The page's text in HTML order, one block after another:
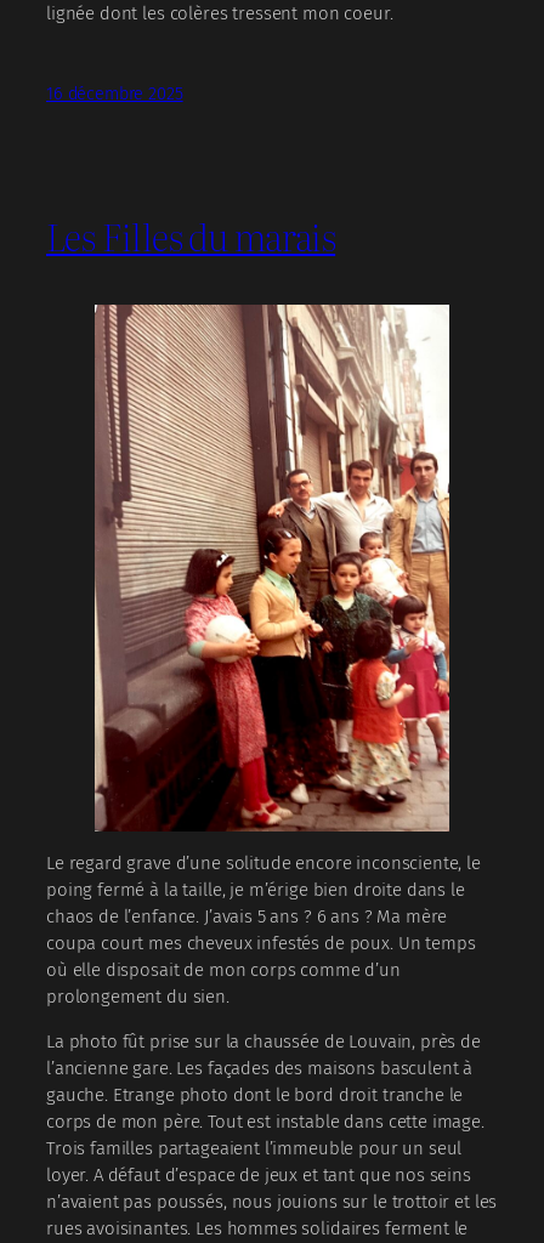
lignée dont les colères tressent mon coeur.
16 décembre 2025
Les Filles du marais
Le regard grave d’une solitude encore inconsciente, le
poing fermé à la taille, je m’érige bien droite dans le
chaos de l’enfance. J’avais 5 ans ? 6 ans ? Ma mère
coupa court mes cheveux infestés de poux. Un temps
où elle disposait de mon corps comme d’un
prolongement du sien.
La photo fût prise sur la chaussée de Louvain, près de
l’ancienne gare. Les façades des maisons basculent à
gauche. Etrange photo dont le bord droit tranche le
corps de mon père. Tout est instable dans cette image.
Trois familles partageaient l’immeuble pour un seul
loyer. A défaut d’espace de jeux et tant que nos seins
n’avaient pas poussés, nous jouions sur le trottoir et les
rues avoisinantes. Les hommes solidaires ferment le